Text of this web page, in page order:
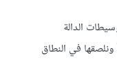
الدالة
ننسخ دالة VLOOKUP في الخلية C4 ونلصقها في النطاق